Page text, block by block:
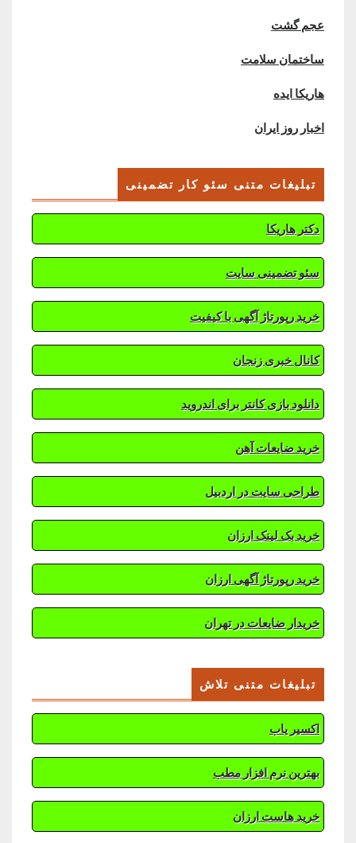
عجم گشت
ساختمان سلامت
هاریکا ایده
اخبار روز ایران
تبلیغات متنی سئو کار تضمینی
دکتر هاریکا
سئو تضمینی سایت
خرید رپورتاژ آگهی با کیفیت
کانال خبری زنجان
دانلود بازی کانتر برای اندروید
خرید ضایعات آهن
طراحی سایت در اردبیل
خرید بک لینک ارزان
خرید رپورتاژ آگهی ارزان
خریدار ضایعات در تهران
تبلیغات متنی تلاش
اکسیر یاب
بهترین نرم افزار مطب
خرید هاست ارزان